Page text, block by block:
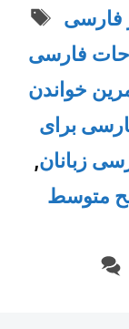
Tags
فارسی
فارسی
خواندن
برای
زبانان,
متوسط